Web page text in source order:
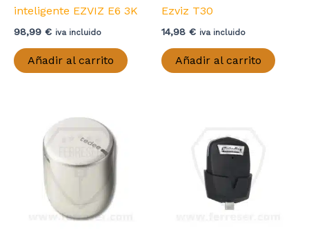
inteligente EZVIZ E6 3K
98,99 € iva incluido
Añadir al carrito
Ezviz T30
14,98 € iva incluido
Añadir al carrito